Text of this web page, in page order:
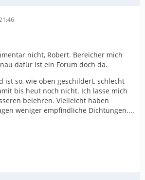
nicht, Robert. Bereicher mich
dafür ist ein Forum doch da.
ist so, wie oben geschildert, schlecht
bis heut noch nicht. Ich lasse mich
belehren. Vielleicht haben
weniger empfindliche Dichtungen....